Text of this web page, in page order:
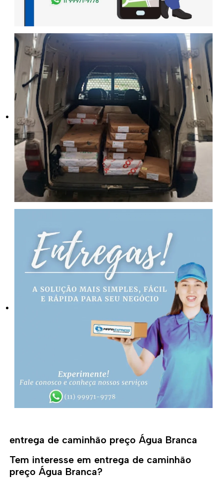
entrega de caminhão preço Água Branca
Tem interesse em entrega de caminhão
preço Água Branca?